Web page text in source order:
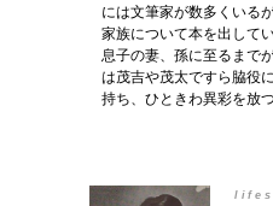
には文筆家が数多くいる
家族について本を出して
息子の妻、孫に至るまで
は茂吉や茂太ですら脇役
持ち、ひときわ異彩を放